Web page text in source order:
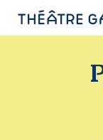
INFOS
AVEC